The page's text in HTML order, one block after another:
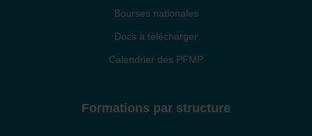
Bourses nationales
Docs à télécharger
Calendrier des PFMP
Formations par structure